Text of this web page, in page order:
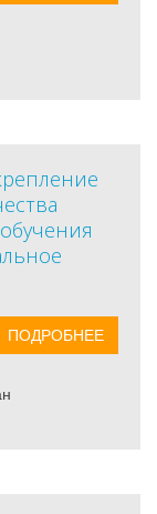
ПОДРОБНЕЕ